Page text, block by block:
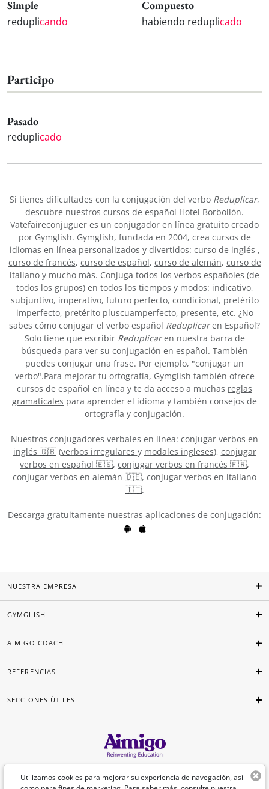
Simple
reduplicando
Compuesto
habiendo reduplicado
Participo
Pasado
reduplicado
Si tienes dificultades con la conjugación del verbo Reduplicar,
descubre nuestros cursos de español Hotel Borbollón.
Vatefaireconjuguer es un conjugador en línea gratuito creado
por Gymglish. Gymglish, fundada en 2004, crea cursos de
idiomas en línea personalizados y divertidos: curso de inglés ,
curso de francés, curso de español, curso de alemán, curso de
italiano y mucho más. Conjuga todos los verbos españoles (de
todos los grupos) en todos los tiempos y modos: indicativo,
subjuntivo, imperativo, futuro perfecto, condicional, pretérito
imperfecto, pretérito pluscuamperfecto, presente, etc. ¿No
sabes cómo conjugar el verbo español Reduplicaren Español?
Solo tiene que escribir Reduplicaren nuestra barra de
búsqueda para ver su conjugación en español. También
puedes conjugar una frase. Por ejemplo, "conjugar un
verbo".Para mejorar tu ortografía, Gymglish también ofrece
cursos de español en línea y te da acceso a muchas reglas
gramaticales para aprender el idioma y también consejos de
ortografía y conjugación.
Nuestros conjugadores verbales en línea: conjugar verbos en
inglés 🇬🇧(verbos irregulares y modales ingleses), conjugar
verbos en español 🇪🇸, conjugar verbos en francés 🇫🇷,
conjugar verbos en alemán 🇩🇪, conjugar verbos en italiano
🇮🇹.
Descarga gratuitamente nuestras aplicaciones de conjugación:
Utilizamos cookies para mejorar su experiencia de navegación, así
NUESTRA EMPRESA
GYMGLISH
AIMIGO COACH
REFERENCIAS
SECCIONES ÚTILES
Español